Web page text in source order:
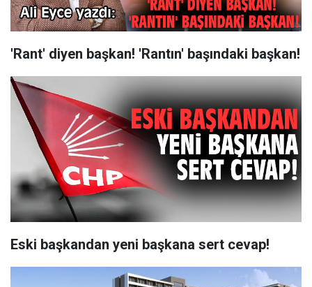
'Rant' diyen başkan! 'Rantın' başındaki başkan!
Eski başkandan yeni başkana sert cevap!